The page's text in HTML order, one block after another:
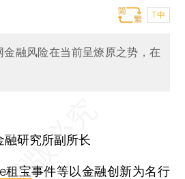
T中
融风险在当前呈燎原之势，在
研究所副所长
e租宝事件等以金融创新为名行